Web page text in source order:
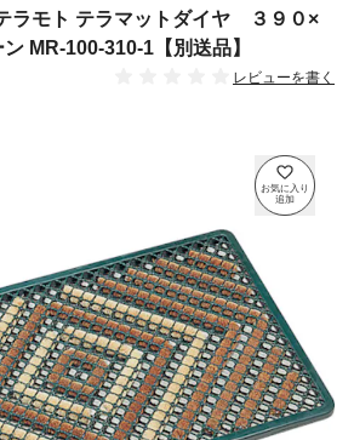
ラモト テラマットダイヤ ３９０×
MR-100-310-1【別送品】
レビューを書く